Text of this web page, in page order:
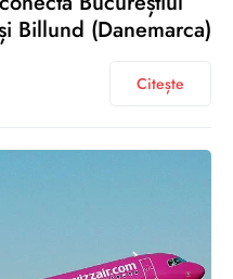
Billund (Danemarca)
Citește